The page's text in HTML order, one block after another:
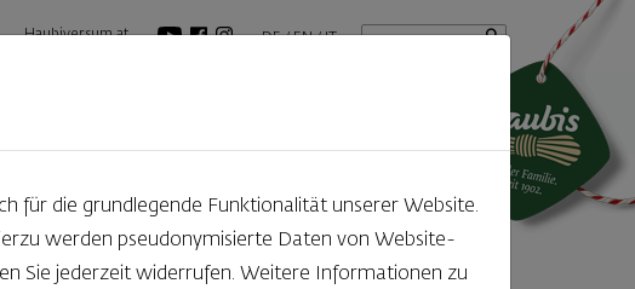
Haubiversum.at DE EN IT Suchbegriff
für die grundlegende Funktionalität unserer Website.
werden pseudonymisierte Daten von Website-
Sie jederzeit widerrufen. Weitere Informationen zu